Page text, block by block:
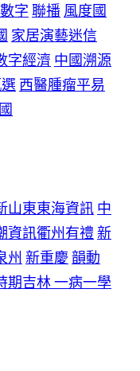
數字 聯播 風度國
家居演藝迷信
字經濟 中國溯源
西醫腫瘤平易
山東東海資訊 中
資訊衢州有禮 新
州 新重慶韻動
期吉林一病一學